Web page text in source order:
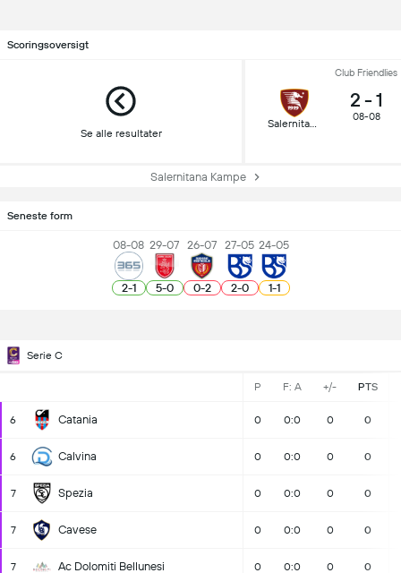
Scoringsoversigt
Se alle resultater
Club Friendlies
Salernitana
2 - 1
08-08
Salernitana Kampe
Seneste form
08-08
2-1
29-07
5-0
26-07
0-2
27-05
2-0
24-05
1-1
Serie C
P F: A +/- PTS
6 Catania 0 0:0 0 0
6 Calvina 0 0:0 0 0
7 Spezia 0 0:0 0 0
7 Cavese 0 0:0 0 0
7 Ac Dolomiti Bellunesi 0 0:0 0 0